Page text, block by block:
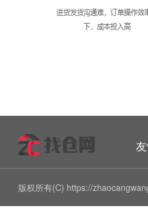
版权所有(C) https://